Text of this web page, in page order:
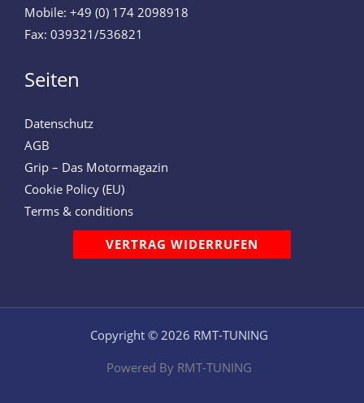
Mobile: +49 (0) 174 2098918
Fax: 039321/536821
Seiten
Datenschutz
AGB
Grip – Das Motormagazin
Cookie Policy (EU)
Terms & conditions
VERTRAG WIDERRUFEN
Copyright © 2026 RMT-TUNING
Powered By RMT-TUNING